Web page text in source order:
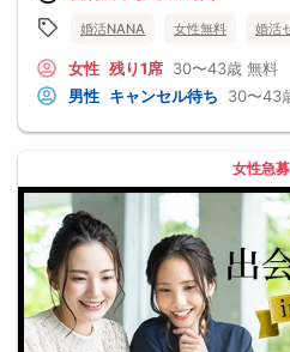
婚活NANA 女性無料 婚活
女性 残り1席 30〜43歳 無料
男性 キャンセル待ち 30〜43
女性急募